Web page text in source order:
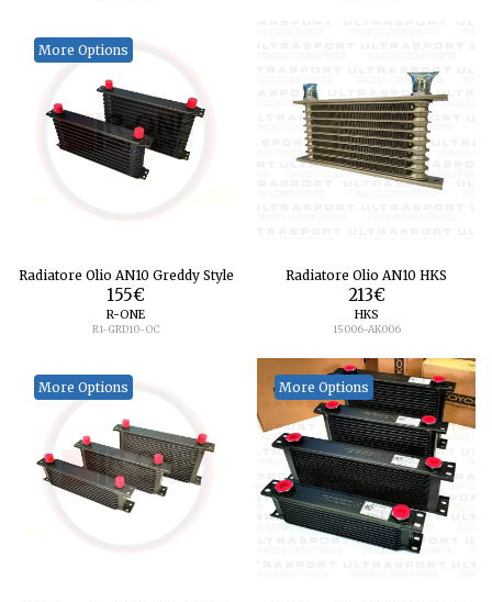
More Options
Radiatore Olio AN10 Greddy Style
155€
R-ONE
R1-GRD10-OC
Radiatore Olio AN10 HKS
213€
HKS
15006-AK006
More Options More Options